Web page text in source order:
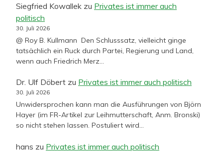
Siegfried Kowallek zu Privates ist immer auch
politisch
30. Juli 2026
@ Roy B. Kullmann Den Schlusssatz, vielleicht ginge
tatsächlich ein Ruck durch Partei, Regierung und Land,
wenn auch Friedrich Merz…
Dr. Ulf Döbert zu Privates ist immer auch politisch
30. Juli 2026
Unwidersprochen kann man die Ausführungen von Björn
Hayer (im FR-Artikel zur Leihmutterschaft, Anm. Bronski)
so nicht stehen lassen. Postuliert wird…
hans zu Privates ist immer auch politisch